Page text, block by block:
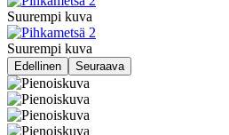
Suurempi kuva
Suurempi kuva
Edellinen Seuraava